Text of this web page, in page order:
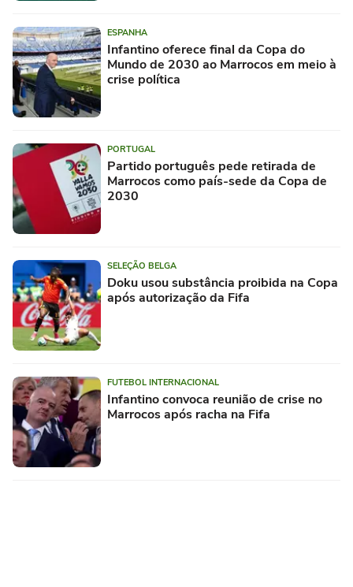
ESPANHA
Infantino oferece final da Copa do
Mundo de 2030 ao Marrocos em meio à
crise política
PORTUGAL
Partido português pede retirada de
Marrocos como país-sede da Copa de
2030
SELEÇÃO BELGA
Doku usou substância proibida na Copa
após autorização da Fifa
FUTEBOL INTERNACIONAL
Infantino convoca reunião de crise no
Marrocos após racha na Fifa